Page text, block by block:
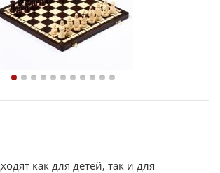
как для детей, так и для